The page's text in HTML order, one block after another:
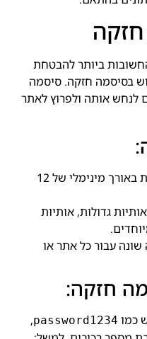
ביותר להבטחת
בסיסמה חזקה. סיסמה
לנחש אותה ולפרוץ לאתר
: הסיסמה צריכה להיות באורך מינימלי של 12
גדולות, אותיות
עבור כל אתר או
חזקה:
כמו password1234
,